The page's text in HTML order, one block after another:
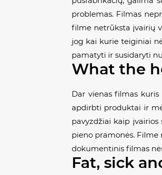
problemas. Filmas
filme netrūksta įvairių
jog kai kurie teiginiai
pamatyti ir susidaryti
What the
Dar vienas filmas
apdirbti produktai ir
pavyzdžiai kaip
pieno pramonės. Filme
dokumentinis filmas
Fat, sick